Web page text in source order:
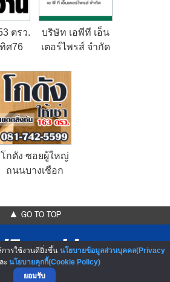
ตรว.
ศ76
บริษัท เอพีที เอ็น
เตอร์ไพรส์ จำกัด
โกดัง ซอยผู้ใหญ่
ถนนบางเชือก
▲ GO TO TOP
การใช้งานดียิ่งขึ้น นโยบายข้อมูลส่วนบุคคล(Privacy
ะ นโยบายคุกกี้(Cookie Policy)
ยอมรับ